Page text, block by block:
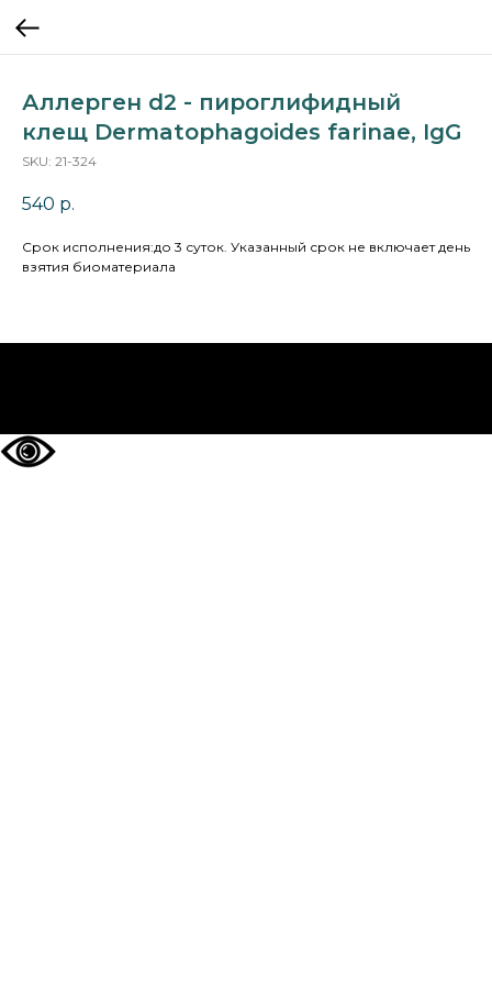
Аллерген d2 - пироглифидный
клещ Dermatophagoides farinae, IgG
SKU: 21-324
540 р.
Cрок исполнения:до 3 суток. Указанный срок не включает день
взятия биоматериала